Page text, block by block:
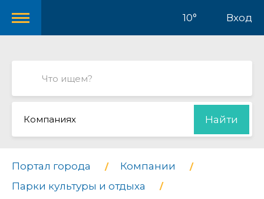
10° Вход
Компаниях Найти
Портал города
Компании
Парки культуры и отдыха